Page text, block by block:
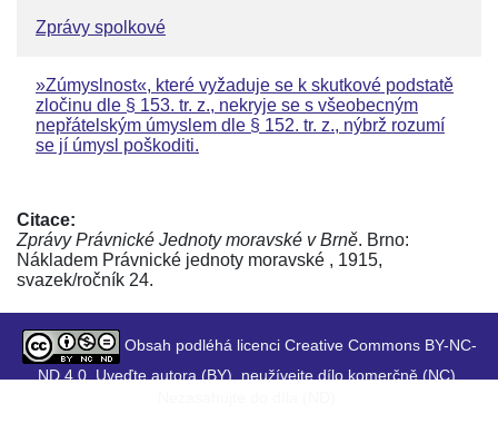
Zprávy spolkové
»Zúmyslnost«, které vyžaduje se k skutkové podstatě
zločinu dle § 153. tr. z., nekryje se s všeobecným
nepřátelským úmyslem dle § 152. tr. z., nýbrž rozumí
se jí úmysl poškoditi.
Citace:
Zprávy Právnické Jednoty moravské v Brně. Brno:
Nákladem Právnické jednoty moravské , 1915,
svazek/ročník 24.
Obsah podléhá licenci Creative Commons BY-NC-
ND 4.0. Uveďte autora (BY), neužívejte dílo komerčně (NC),